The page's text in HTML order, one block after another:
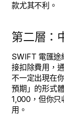
款尤其不利。
第二層：
SWIFT 電匯途
接扣除費用，
不一定出現在
預期」的形式
1,000，但你只
用。